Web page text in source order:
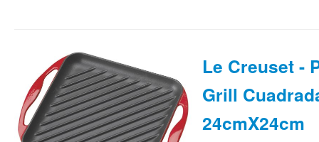
Le Creuset -
Grill
24cmX24cm